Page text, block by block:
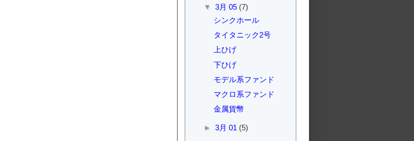
▼ 3月 05 (7)
シンクホール
タイタニック2号
上ひげ
下ひげ
モデル系ファンド
マクロ系ファンド
金属貨幣
► 3月 01 (5)